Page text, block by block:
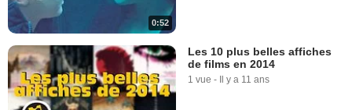
0:52
Les 10 plus belles affiches
de films en 2014
1 vue - Il y a 11 ans